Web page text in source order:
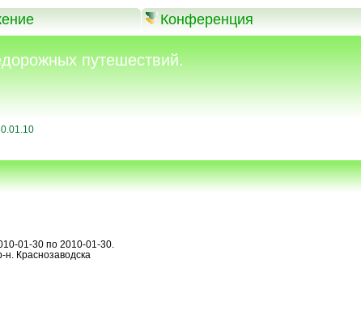
Конференция
путешествий.
01-30 по 2010-01-30.
н. Краснозаводска